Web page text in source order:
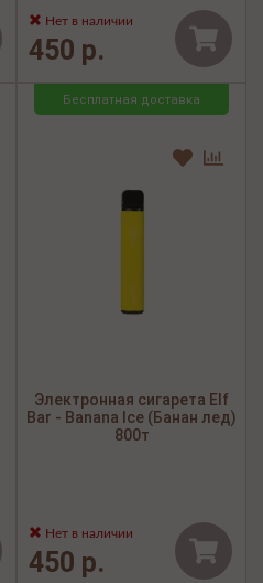
Нет в наличии
450 р.
Бесплатная доставка
Электронная сигарета Elf
Bar - Banana Ice (Банан лед)
800т
Нет в наличии
450 р.